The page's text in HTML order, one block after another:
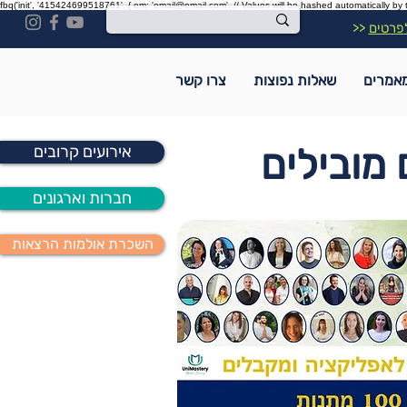
fbq('init', '415424699518761', { em: 'email@email.com', // Values will be hashed automatically
השכרת אולמות הרצאות
חברות וארגונים
אירועים קרובים
<<
שאלות נפוצות צרו קשר